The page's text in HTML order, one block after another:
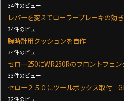
34件のビュー
レバーを変えてローラーブレーキの効
34件のビュー
腕時計用クッションを自作
34件のビュー
セロー250にWR250Rのフロントフェ
33件のビュー
セロー２５０にツールボックス取付
32件のビュー